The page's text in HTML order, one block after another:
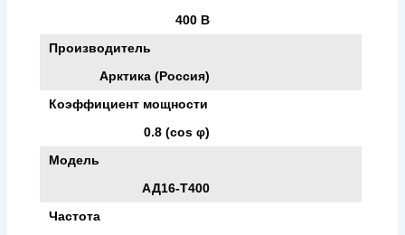
400 В
Производитель
Арктика (Россия)
Коэффициент мощности
0.8 (cos φ)
Модель
АД16-Т400
Частота